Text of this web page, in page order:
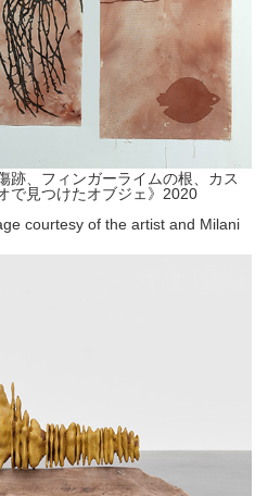
跡、フィンガーライムの根、カス
で見つけたオブジェ》2020
courtesy of the artist and Milani